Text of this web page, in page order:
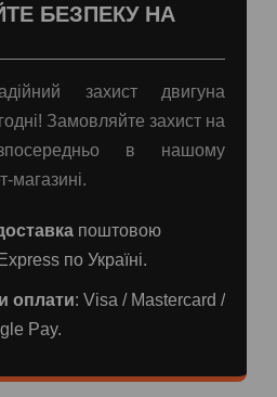
БЕЗПЕКУ НА
захист двигуна
Замовляйте захист на
в нашому
магазині.
поштовою
по Україні.
оплати: Visa / Mastercard /
Pay.